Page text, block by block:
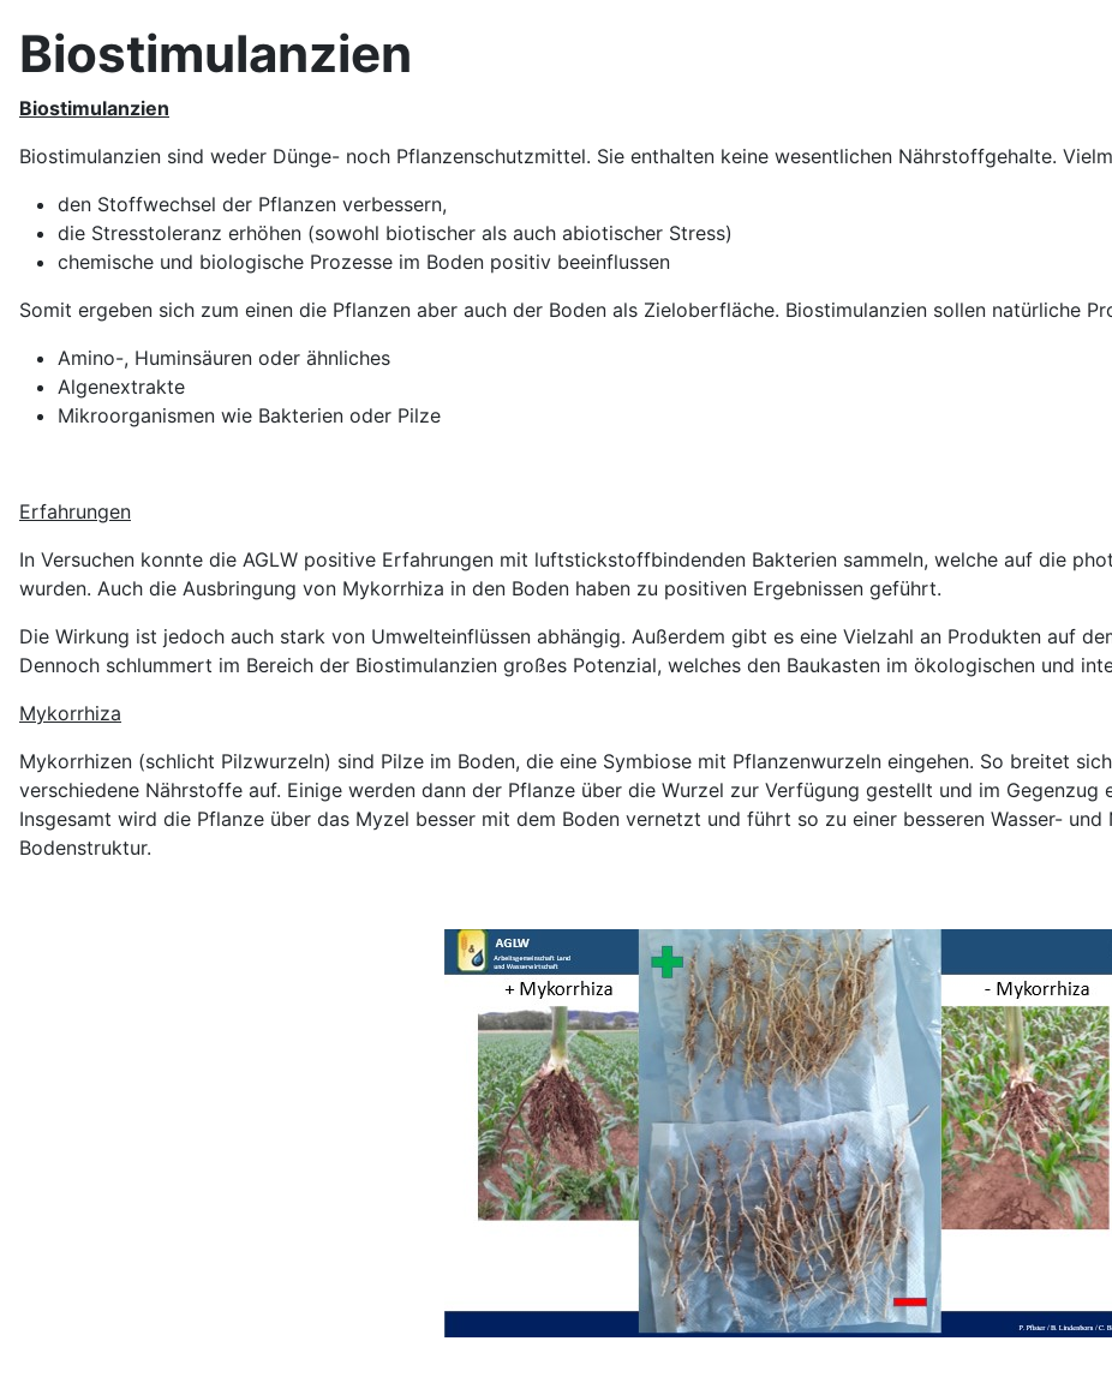
Biostimulanzien
Biostimulanzien
Biostimulanzien sind weder Dünge- noch Pflanzenschutzmittel. Sie enthalten keine wesentlichen Nährstoffgehalte.
den Stoffwechsel der Pflanzen verbessern,
die Stresstoleranz erhöhen (sowohl biotischer als auch abiotischer Stress)
chemische und biologische Prozesse im Boden positiv beeinflussen
Somit ergeben sich zum einen die Pflanzen aber auch der Boden als Zieloberfläche. Biostimulanzien sollen natürliche
Amino-, Huminsäuren oder ähnliches
Algenextrakte
Mikroorganismen wie Bakterien oder Pilze
Erfahrungen
In Versuchen konnte die AGLW positive Erfahrungen mit luftstickstoffbindenden Bakterien sammeln, welche auf die
wurden. Auch die Ausbringung von Mykorrhiza in den Boden haben zu positiven Ergebnissen geführt.
Die Wirkung ist jedoch auch stark von Umwelteinflüssen abhängig. Außerdem gibt es eine Vielzahl an Produkten auf
Dennoch schlummert im Bereich der Biostimulanzien großes Potenzial, welches den Baukasten im ökologischen und
Mykorrhiza
Mykorrhizen (schlicht Pilzwurzeln) sind Pilze im Boden, die eine Symbiose mit Pflanzenwurzeln eingehen. So breitet
verschiedene Nährstoffe auf. Einige werden dann der Pflanze über die Wurzel zur Verfügung gestellt und im Gegenzug
Insgesamt wird die Pflanze über das Myzel besser mit dem Boden vernetzt und führt so zu einer besseren Wasser-
Bodenstruktur.